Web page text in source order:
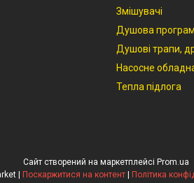
Змішувачі
Душова
Душові трапи,
Насосне
Тепла підлога
Сайт створений на маркетплейсі Prom.ua
Flapmarket | Поскаржитися на контент | Політика